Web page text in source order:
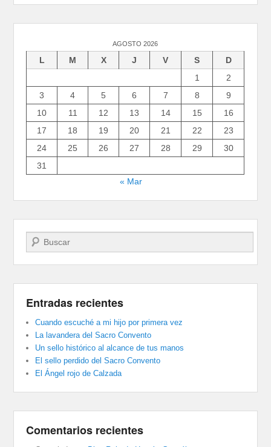
AGOSTO 2026
L M X J V S
D
1
2
3
4 5 6 7 8
9
10
11 12 13 14 15
16
17
18 19 20 21 22
23
24
25 26 27 28 29
30
31
« Mar
Buscar
Entradas recientes
Cuando escuché a mi hijo por primera vez
La lavandera del Sacro Convento
Un sello histórico al alcance de tus manos
El sello perdido del Sacro Convento
El Ángel rojo de Calzada
Comentarios recientes